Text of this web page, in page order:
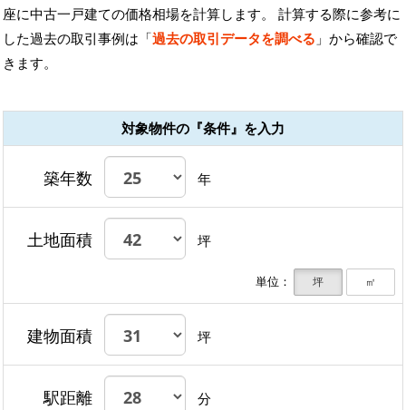
座に中古一戸建ての価格相場を計算します。 計算する際に参考に
した過去の取引事例は「過去の取引データを調べる 」から確認で
きます。
対象物件の『条件』を入力
築年数 年
土地面積 坪
単位： 坪 ㎡
建物面積 坪
駅距離 分